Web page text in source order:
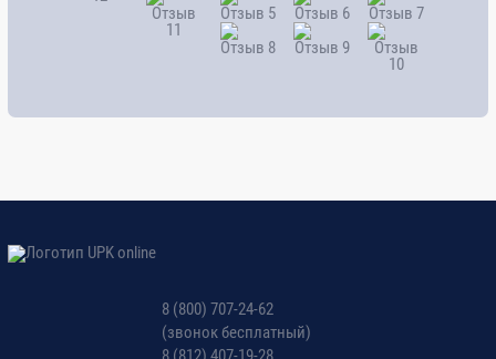
8 (800) 707-24-62
(звонок бесплатный)